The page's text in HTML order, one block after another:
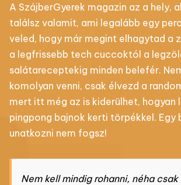
A SzájberGyerek magazin az a hely,
találsz valamit, ami legalább egy
veled, hogy már megint elhagytad a
a legfrissebb tech cuccoktól a
salátareceptekig minden belefér.
komolyan venni, csak élvezd a
mert itt még az is kiderülhet, hogyan
pingpong bajnok kerti törpékkel. Egy
unatkozni nem fogsz!
Nem kell mindig rohanni, néha